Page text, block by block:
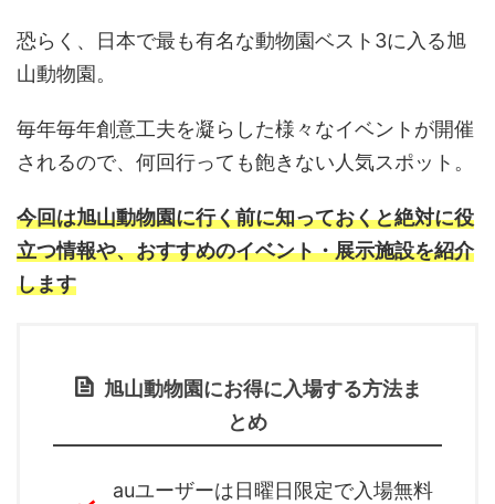
恐らく、日本で最も有名な動物園ベスト3に入る旭
山動物園。
毎年毎年創意工夫を凝らした様々なイベントが開催
されるので、何回行っても飽きない人気スポット。
今回は旭山動物園に行く前に知っておくと絶対に役
立つ情報や、おすすめのイベント・展示施設を紹介
します
旭山動物園にお得に入場する方法ま
とめ
auユーザーは日曜日限定で入場無料